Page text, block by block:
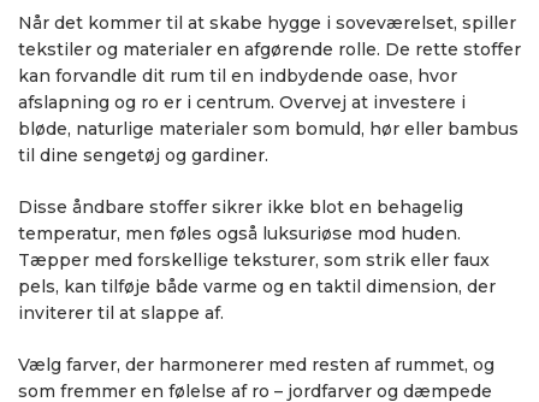
Når det kommer til at skabe hygge i soveværelset, spiller
tekstiler og materialer en afgørende rolle. De rette stoffer
kan forvandle dit rum til en indbydende oase, hvor
afslapning og ro er i centrum. Overvej at investere i
bløde, naturlige materialer som bomuld, hør eller bambus
til dine sengetøj og gardiner.
Disse åndbare stoffer sikrer ikke blot en behagelig
temperatur, men føles også luksuriøse mod huden.
Tæpper med forskellige teksturer, som strik eller faux
pels, kan tilføje både varme og en taktil dimension, der
inviterer til at slappe af.
Vælg farver, der harmonerer med resten af rummet, og
som fremmer en følelse af ro – jordfarver og dæmpede